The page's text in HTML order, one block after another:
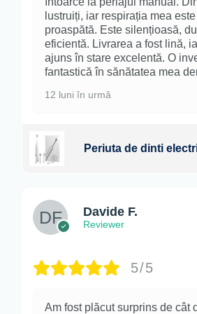
lustruiți, iar respirația mea
proaspătă. Este silențioasă,
eficientă. Livrarea a fost lină,
ajuns în stare excelentă. O
fantastică în sănătatea mea
12 luni în urmă
Periuta de dinti
Davide F.
Reviewer
5/5
Am fost plăcut surprins de cât